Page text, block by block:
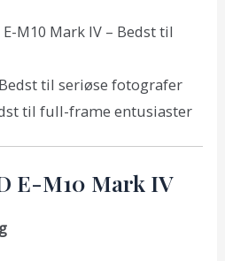
M10 Mark IV – Bedst til
til seriøse fotografer
til full-frame entusiaster
E-M10 Mark IV